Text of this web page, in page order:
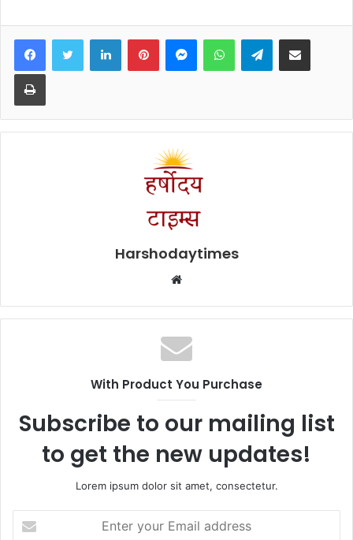
FacebookTwitter LinkedInPinterestMessengerWhatsAppTelegramShare via Email
Print
Harshodaytimes
Website
With Product You Purchase
Subscribe to our mailing list
to get the new updates!
Lorem ipsum dolor sit amet, consectetur.
your